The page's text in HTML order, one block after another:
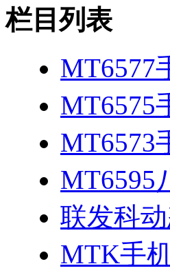
栏目列表
MT6577
MT6575
MT6573
MT6595
联发科
MTK手